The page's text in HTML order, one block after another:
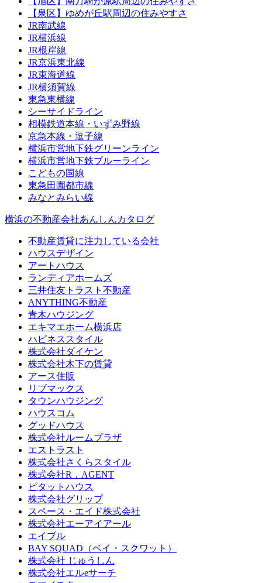
【泉区】ゆめが丘駅周辺の住みやすさ
JR南武線
JR横浜線
JR根岸線
JR京浜東北線
JR東海道線
JR横須賀線
東急東横線
シーサイドライン
相模鉄道本線・いずみ野線
京急本線・逗子線
横浜市営地下鉄グリーンライン
横浜市営地下鉄ブルーライン
こどもの国線
東急田園都市線
みなとみらい線
横浜の不動産会社あんしんカタログ
不動産賃貸に注力している会社
ハウスデザイン
アートハウス
ランディアホームズ
三井住友トラスト不動産
ANYTHING不動産
青木ハウジング
エキマエホーム横浜店
ハピネススタイル
株式会社ダイケン
株式会社木下の賃貸
アース住販
リブマックス
タウンハウジング
ハウスコム
グッドハウス
株式会社ルームプラザ
エストラスト
株式会社さくらスタイル
株式会社R．AGENT
ピタットハウス
株式会社グリップ
スペース・エイド株式会社
株式会社エーアイアール
エイブル
BAY SQUAD（ベイ・スクワット）
株式会社 じゅうしん
株式会社エルeサーチ